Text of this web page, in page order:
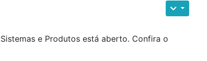
e Produtos está aberto. Confira o